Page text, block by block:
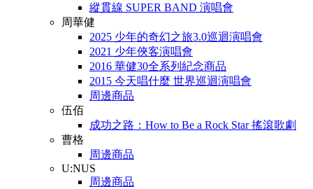
縱貫線 SUPER BAND 演唱會
周華健
2025 少年的奇幻之旅3.0巡迴演唱會
2021 少年俠客演唱會
2016 華健30全系列紀念商品
2015 今天唱什麼 世界巡迴演唱會
周邊商品
伍佰
成功之路：How to Be a Rock Star 搖滾歌劇
曹格
周邊商品
U:NUS
周邊商品